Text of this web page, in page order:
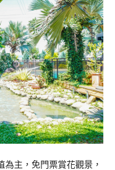
為主，免門票賞花觀景，